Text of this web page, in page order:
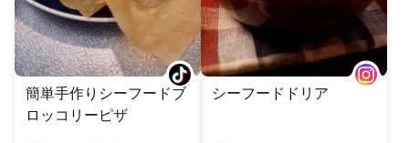
簡単手作りシーフードブ
ロッコリーピザ
シーフードドリア